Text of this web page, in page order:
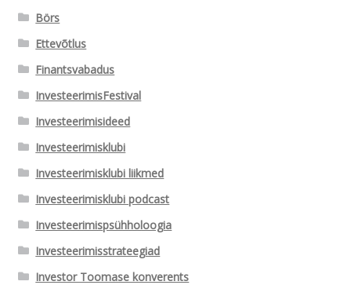
Börs
Ettevõtlus
Finantsvabadus
InvesteerimisFestival
Investeerimisideed
Investeerimisklubi
Investeerimisklubi liikmed
Investeerimisklubi podcast
Investeerimispsühholoogia
Investeerimisstrateegiad
Investor Toomase konverents